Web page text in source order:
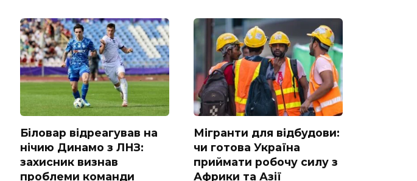
Біловар відреагував на
нічию Динамо з ЛНЗ:
захисник визнав
проблеми команди
Мігранти для відбудови:
чи готова Україна
приймати робочу силу з
Африки та Азії